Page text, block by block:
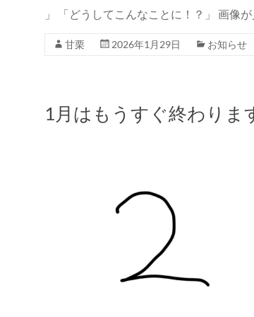
」 「どうしてこんなことに！？」 画像
甘栗 2026年1月29日 お知らせ
1月はもうすぐ終わりま